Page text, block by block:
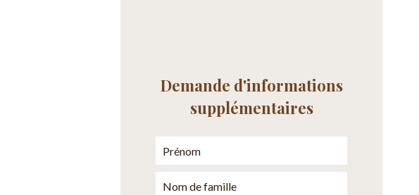
Demande d'informations
supplémentaires